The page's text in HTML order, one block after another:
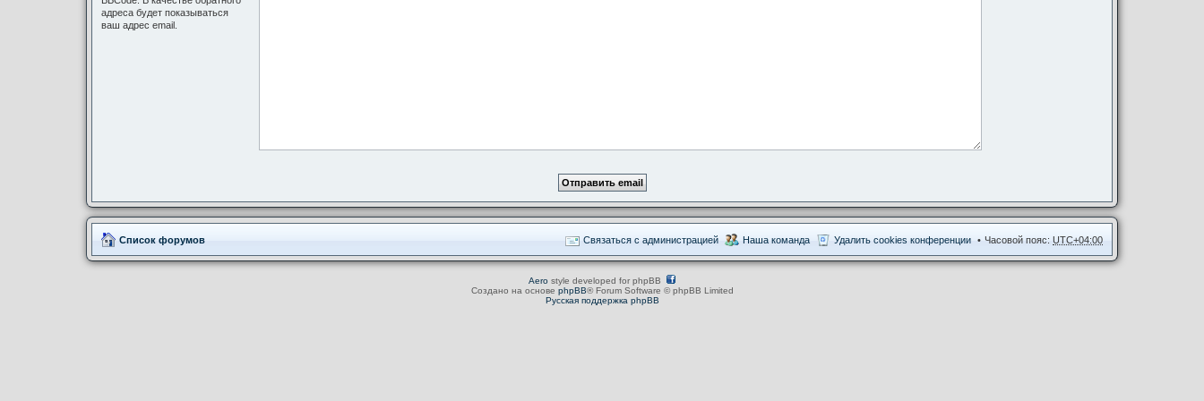
адреса будет показываться
ваш адрес email.
Список форумов Часовой пояс: UTC+04:00
Удалить cookies конференции
Наша команда
Связаться с администрацией
Aero style developed for phpBB
Создано на основе phpBB® Forum Software © phpBB Limited
Русская поддержка phpBB